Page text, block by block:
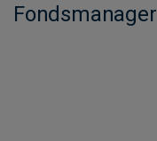
Fondsmanager​​​​​​​​​​​​​​​​​​​​